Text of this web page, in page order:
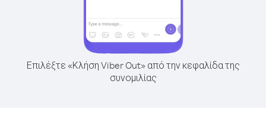
Επιλέξτε «Κλήση Viber Out» από την κεφαλίδα της
συνομιλίας